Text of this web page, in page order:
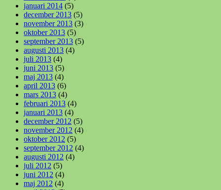
januari 2014 (5)
december 2013 (5)
november 2013 (3)
oktober 2013 (5)
september 2013 (5)
augusti 2013 (4)
juli 2013 (4)
juni 2013 (5)
maj 2013 (4)
april 2013 (6)
mars 2013 (4)
februari 2013 (4)
januari 2013 (4)
december 2012 (5)
november 2012 (4)
oktober 2012 (5)
september 2012 (4)
augusti 2012 (4)
juli 2012 (5)
juni 2012 (4)
maj 2012 (4)